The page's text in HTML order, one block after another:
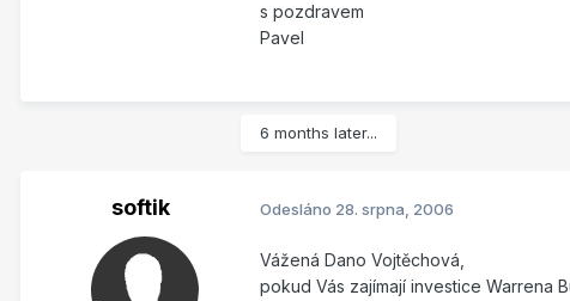
s pozdravem
Pavel
6 months later...
softik Odesláno 28. srpna, 2006
Vážená Dano Vojtěchová,
pokud Vás zajímají investice Warrena